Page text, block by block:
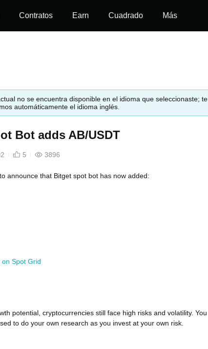
Contratos Earn Cuadrado Más
no se encuentra disponible en el idioma que seleccionaste; te
automáticamente el idioma inglés.
Bot adds AB/USDT
5 3896
announce that Bitget spot bot has now added:
Spot Grid
potential, cryptocurrencies still face high risks and volatility. You
to do your own research as you invest at your own risk.